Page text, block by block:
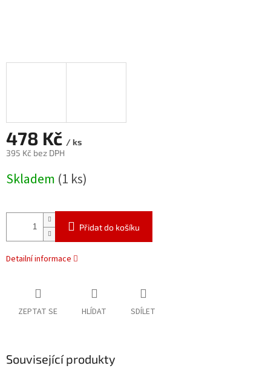
478 Kč / ks
395 Kč bez DPH
cena:
Skladem (1 ks)
Přidat do košíku
Detailní informace
ZEPTAT SE HLÍDAT SDÍLET
Související produkty